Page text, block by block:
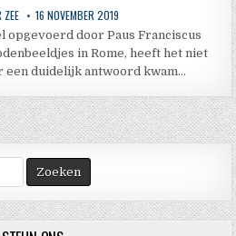
ZEE 16 NOVEMBER 2019
opgevoerd door Paus Franciscus
in Rome, heeft het niet
een duidelijk antwoord kwam…